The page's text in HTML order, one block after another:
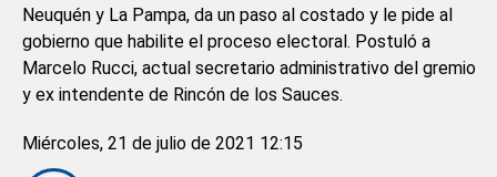
Neuquén y La Pampa, da un paso al costado y le pide al
gobierno que habilite el proceso electoral. Postuló a
Marcelo Rucci, actual secretario administrativo del gremio
y ex intendente de Rincón de los Sauces.
Miércoles, 21 de julio de 2021 12:15